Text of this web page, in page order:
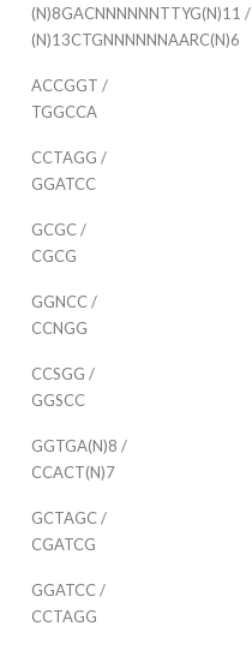
(N)8GACNNNNNNTTYG(N)11 /
(N)13CTGNNNNNNAARC(N)6
ACCGGT /
TGGCCA
CCTAGG /
GGATCC
GCGC /
CGCG
GGNCC /
CCNGG
CCSGG /
GGSCC
GGTGA(N)8 /
CCACT(N)7
GCTAGC /
CGATCG
GGATCC /
CCTAGG